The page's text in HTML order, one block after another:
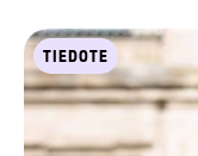
TIEDOTE